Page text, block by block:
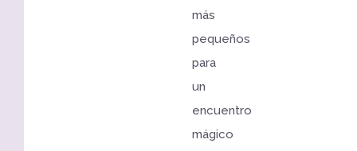
más
pequeños
para
un
encuentro
mágico